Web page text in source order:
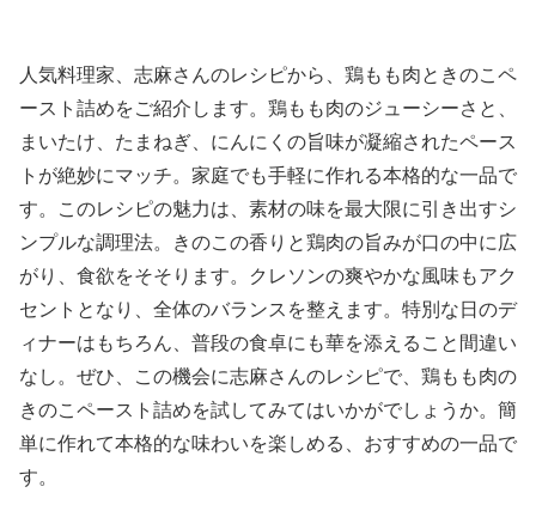
人気料理家、志麻さんのレシピから、鶏もも肉ときのこペ
ースト詰めをご紹介します。鶏もも肉のジューシーさと、
まいたけ、たまねぎ、にんにくの旨味が凝縮されたペース
トが絶妙にマッチ。家庭でも手軽に作れる本格的な一品で
す。このレシピの魅力は、素材の味を最大限に引き出すシ
ンプルな調理法。きのこの香りと鶏肉の旨みが口の中に広
がり、食欲をそそります。クレソンの爽やかな風味もアク
セントとなり、全体のバランスを整えます。特別な日のデ
ィナーはもちろん、普段の食卓にも華を添えること間違い
なし。ぜひ、この機会に志麻さんのレシピで、鶏もも肉の
きのこペースト詰めを試してみてはいかがでしょうか。簡
単に作れて本格的な味わいを楽しめる、おすすめの一品で
す。